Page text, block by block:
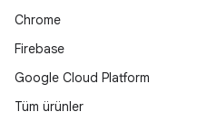
Chrome
Firebase
Google Cloud Platform
Tüm ürünler